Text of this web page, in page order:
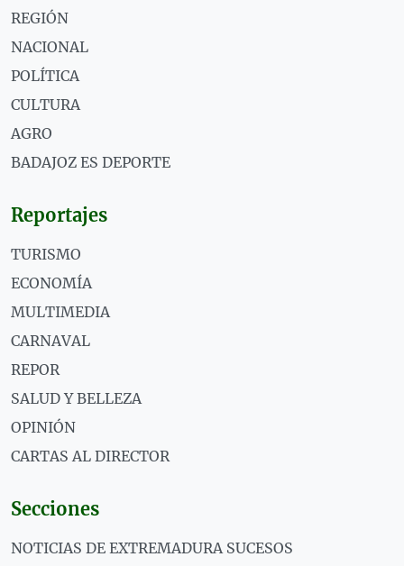
REGIÓN
NACIONAL
POLÍTICA
CULTURA
AGRO
BADAJOZ ES DEPORTE
Reportajes
TURISMO
ECONOMÍA
MULTIMEDIA
CARNAVAL
REPOR
SALUD Y BELLEZA
OPINIÓN
CARTAS AL DIRECTOR
Secciones
NOTICIAS DE EXTREMADURA SUCESOS